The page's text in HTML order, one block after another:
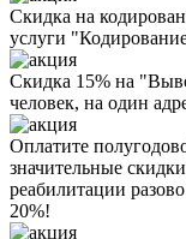
Скидка на
услуги
Скидка 15% на
человек, на один
Оплатите
значительные скидки
реабилитации
20%!